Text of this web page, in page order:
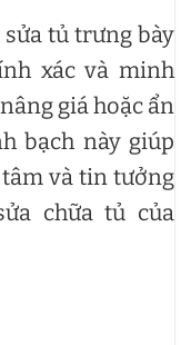
sửa tủ trưng bày
xác và minh
giá hoặc ẩn
bạch này giúp
và tin tưởng
chữa tủ của